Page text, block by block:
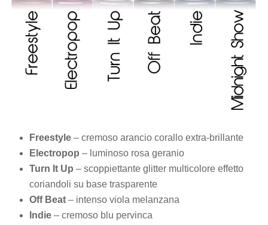
Freestyle– cremoso arancio corallo extra-brillante
Electropop – luminoso rosa geranio
Turn It Up – scoppiettante glitter multicolore effetto
coriandoli su base trasparente
Off Beat– intenso viola melanzana
Indie– cremoso blu pervinca